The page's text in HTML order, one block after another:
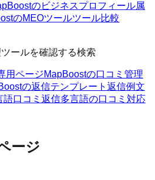
のビジネスプロフィール属
のMEOツールツール比較
ールを確認する検索
用ページMapBoostの口コミ管理
の返信テンプレート 返信例文
語口コミ返信多言語の口コミ対応
ージ